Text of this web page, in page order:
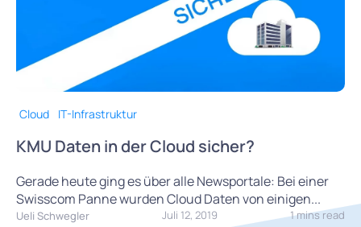
Cloud IT-Infrastruktur
KMU Daten in der Cloud sicher?
Gerade heute ging es über alle Newsportale: Bei einer
Swisscom Panne wurden Cloud Daten von einigen...
Ueli Schwegler Juli 12, 2019 1 mins read